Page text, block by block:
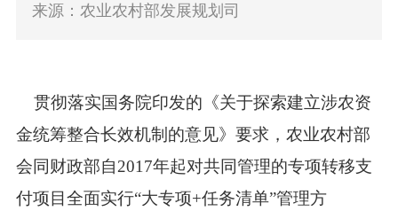
来源：农业农村部发展规划司
贯彻落实国务院印发的《关于探索建立涉农资
金统筹整合长效机制的意见》要求，农业农村部
会同财政部自2017年起对共同管理的专项转移支
付项目全面实行“大专项+任务清单”管理方